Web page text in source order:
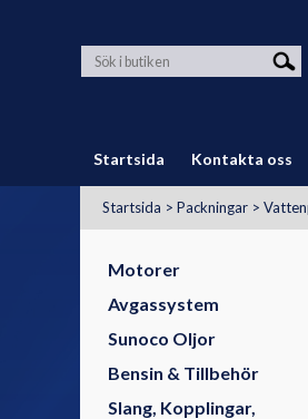
Startsida Kontakta oss
Startsida > Packningar >
Motorer
Avgassystem
Sunoco Oljor
Bensin & Tillbehör
Slang, Kopplingar,